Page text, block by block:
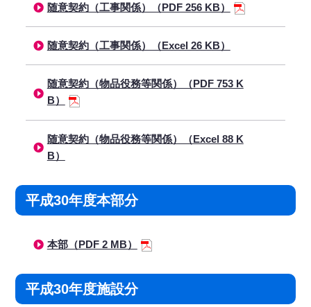
随意契約（工事関係）（PDF 256 KB）
随意契約（工事関係）（Excel 26 KB）
随意契約（物品役務等関係）（PDF 753 K
B）
随意契約（物品役務等関係）（Excel 88 K
B）
平成30年度本部分
本部（PDF 2 MB）
平成30年度施設分